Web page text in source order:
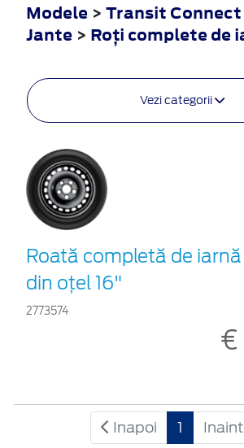
Modele > Transit
Jante > Roţi complete de
Vezi categorii
Roată completă de
din oțel 16"
2773574
€
Inapoi 1